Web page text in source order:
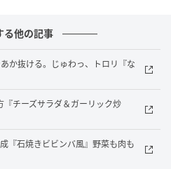
ン酢しょうゆを入れて混ぜ
をのせる。
とした食感も◎。さっぱり
る他の記事
か抜ける。じゅわっ、トロリ『な
チーズサラダ＆ガーリック炒
『石焼きビビンバ風』野菜も肉も